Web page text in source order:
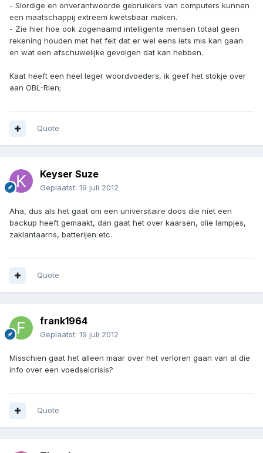
- Slordige en onverantwoorde gebruikers van computers kunnen
een maatschappij extreem kwetsbaar maken.
- Zie hier hoe ook zogenaamd intelligente mensen totaal geen
rekening houden met het feit dat er wel eens iets mis kan gaan
en wat een afschuwelijke gevolgen dat kan hebben.
Kaat heeft een heel leger woordvoeders, ik geef het stokje over
aan OBL-Rien;
Quote
Keyser Suze
Geplaatst: 19 juli 2012
Aha, dus als het gaat om een universitaire doos die niet een
backup heeft gemaakt, dan gaat het over kaarsen, olie lampjes,
zaklantaarns, batterijen etc.
Quote
frank1964
Geplaatst: 19 juli 2012
Misschien gaat het alleen maar over het verloren gaan van al die
info over een voedselcrisis?
Quote